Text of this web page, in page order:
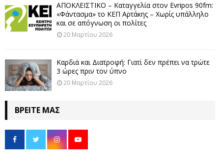
ΑΠΟΚΛΕΙΣΤΙΚΟ – Καταγγελία στον Evripos 90fm:
«Φάντασμα» το ΚΕΠ Αρτάκης – Χωρίς υπάλληλο
και σε απόγνωση οι πολίτες
20 Μαρτίου 2026
Καρδιά και Διατροφή: Γιατί δεν πρέπει να τρώτε
3 ώρες πριν τον ύπνο
20 Μαρτίου 2026
ΒΡΕΊΤΕ ΜΑΣ